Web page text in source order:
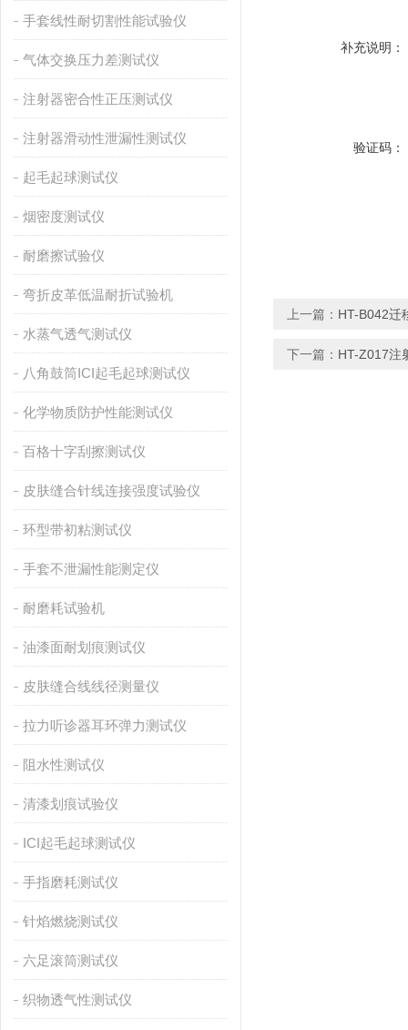
手套线性耐切割性能试验仪
气体交换压力差测试仪
注射器密合性正压测试仪
注射器滑动性泄漏性测试仪
起毛起球测试仪
烟密度测试仪
耐磨擦试验仪
弯折皮革低温耐折试验机
水蒸气透气测试仪
八角鼓筒ICI起毛起球测试仪
化学物质防护性能测试仪
百格十字刮擦测试仪
皮肤缝合针线连接强度试验仪
环型带初粘测试仪
手套不泄漏性能测定仪
耐磨耗试验机
油漆面耐划痕测试仪
皮肤缝合线线径测量仪
拉力听诊器耳环弹力测试仪
阻水性测试仪
清漆划痕试验仪
ICI起毛起球测试仪
手指磨耗测试仪
针焰燃烧测试仪
六足滚筒测试仪
织物透气性测试仪
补充说明：
验证码：
上一篇： HT-B042迁
下一篇： HT-Z017注